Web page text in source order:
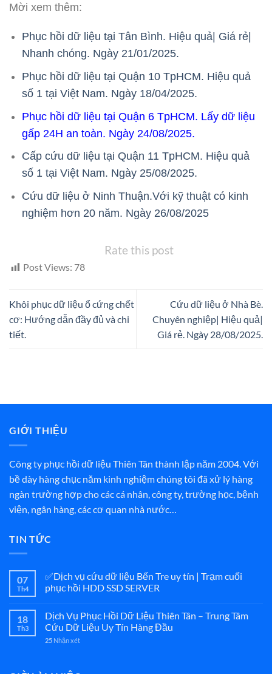
Mời xem thêm:
Phục hồi dữ liệu tại Tân Bình. Hiệu quả| Giá rẻ|
Nhanh chóng. Ngày 21/01/2025.
Phục hồi dữ liệu tại Quận 10 TpHCM. Hiệu quả
số 1 tại Việt Nam. Ngày 18/04/2025.
Phục hồi dữ liệu tại Quận 6 TpHCM. Lấy dữ liệu
gấp 24H an toàn. Ngày 24/08/2025.
Cấp cứu dữ liệu tại Quận 11 TpHCM. Hiệu quả
số 1 tại Việt Nam. Ngày 25/08/2025.
Cứu dữ liệu ở Ninh Thuận.Với kỹ thuật có kinh
nghiệm hơn 20 năm. Ngày 26/08/2025
Rate this post
Post Views: 78
Khôi phục dữ liệu ổ cứng chết
cơ: Hướng dẫn đầy đủ và chi
tiết.
Cứu dữ liệu ở Nhà Bè.
Chuyên nghiệp| Hiệu quả|
Giá rẻ. Ngày 28/08/2025.
GIỚI THIỆU
Công ty phục hồi dữ liệu Thiên Tân thành lập năm 2004. Với
bề dày hàng chục năm kinh nghiệm chúng tôi đã xử lý hàng
ngàn trường hợp cho các cá nhân, công ty, trường học, bệnh
viện, ngân hàng, các cơ quan nhà nước…
TIN TỨC
07
Th4
✅Dịch vụ cứu dữ liệu Bến Tre uy tín | Trạm cuối
phục hồi HDD SSD SERVER
18
Th3
Dịch Vụ Phục Hồi Dữ Liệu Thiên Tân – Trung Tâm
Cứu Dữ Liệu Uy Tín Hàng Đầu
25 Nhận xét